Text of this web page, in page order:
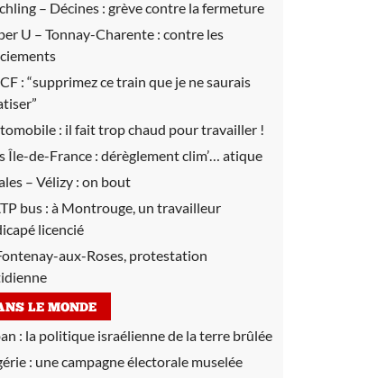
– Décines : grève contre la fermeture
U – Tonnay-Charente : contre les
: “supprimez ce train que je ne saurais
: il fait trop chaud pour travailler !
Île-de-France : dérèglement clim’… atique
– Vélizy : on bout
bus : à Montrouge, un travailleur
licencié
aux-Roses, protestation
LE MONDE
: la politique israélienne de la terre brûlée
: une campagne électorale muselée